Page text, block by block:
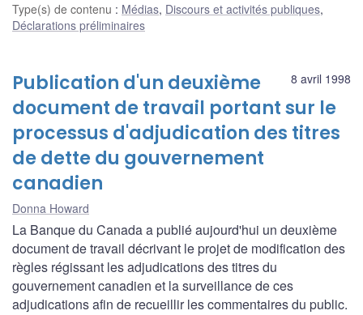
Type(s) de contenu : Médias, Discours et activités publiques,
Déclarations préliminaires
8 avril 1998
Publication d'un deuxième
document de travail portant sur le
processus d'adjudication des titres
de dette du gouvernement
canadien
Donna Howard
La Banque du Canada a publié aujourd'hui un deuxième
document de travail décrivant le projet de modification des
règles régissant les adjudications des titres du
gouvernement canadien et la surveillance de ces
adjudications afin de recueillir les commentaires du public.